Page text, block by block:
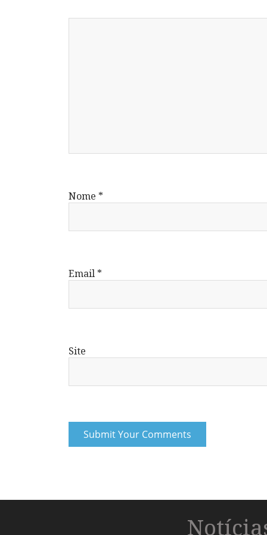
Nome *
Email *
Site